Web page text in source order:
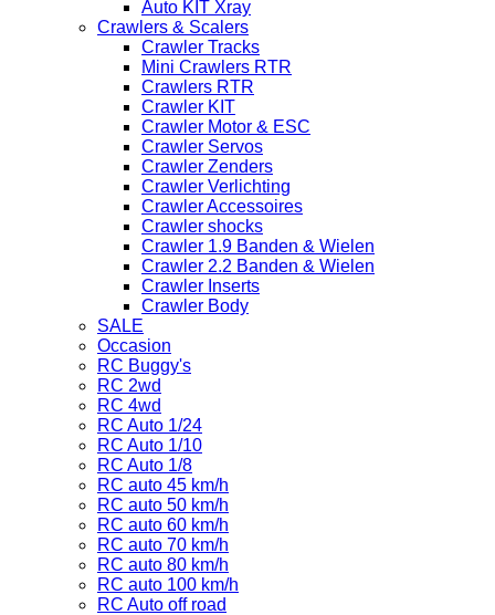
Auto KIT Xray
Crawlers & Scalers
Crawler Tracks
Mini Crawlers RTR
Crawlers RTR
Crawler KIT
Crawler Motor & ESC
Crawler Servos
Crawler Zenders
Crawler Verlichting
Crawler Accessoires
Crawler shocks
Crawler 1.9 Banden & Wielen
Crawler 2.2 Banden & Wielen
Crawler Inserts
Crawler Body
SALE
Occasion
RC Buggy's
RC 2wd
RC 4wd
RC Auto 1/24
RC Auto 1/10
RC Auto 1/8
RC auto 45 km/h
RC auto 50 km/h
RC auto 60 km/h
RC auto 70 km/h
RC auto 80 km/h
RC auto 100 km/h
RC Auto off road